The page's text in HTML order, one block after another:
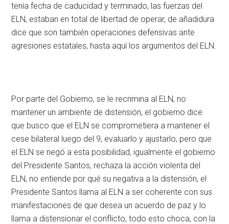
tenía fecha de caducidad y terminado, las fuerzas del
ELN, estaban en total de libertad de operar, de añadidura
dice que son también operaciones defensivas ante
agresiones estatales, hasta aquí los argumentos del ELN.
Por parte del Gobierno, se le recrimina al ELN, no
mantener un ambiente de distensión, el gobierno dice
que busco que el ELN se comprometiera a mantener el
cese bilateral luego del 9, evaluarlo y ajustarlo, pero que
el ELN se negó a esta posibilidad, igualmente el gobierno
del Presidente Santos, rechaza la acción violenta del
ELN, no entiende por qué su negativa a la distensión, el
Presidente Santos llama al ELN a ser coherente con sus
manifestaciones de que desea un acuerdo de paz y lo
llama a distensionar el conflicto, todo esto choca, con la